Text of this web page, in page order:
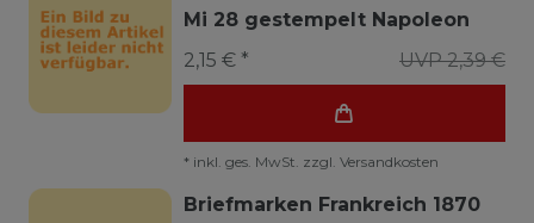
Mi 28 gestempelt Napoleon
UVP 2,39 €
2,15 € *
* inkl. ges. MwSt. zzgl. Versandkosten
Briefmarken Frankreich 1870